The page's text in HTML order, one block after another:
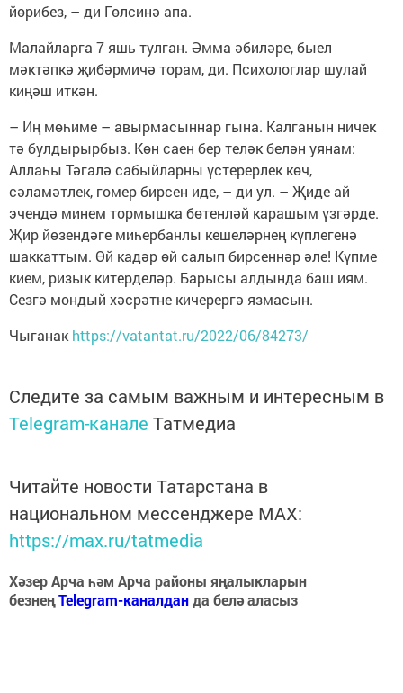
йөрибез, – ди Гөлсинә апа.
Малайларга 7 яшь тулган. Әмма әбиләре, быел
мәктәпкә җибәрмичә торам, ди. Психологлар шулай
киңәш иткән.
– Иң мөһиме – авырмасыннар гына. Калганын ничек
тә булдырырбыз. Көн саен бер теләк белән уянам:
Аллаһы Тәгалә сабыйларны үстерерлек көч,
сәламәтлек, гомер бирсен иде, – ди ул. – Җиде ай
эчендә минем тормышка бөтенләй карашым үзгәрде.
Җир йөзендәге миһербанлы кешеләрнең күплегенә
шаккаттым. Өй кадәр өй салып бирсеннәр әле! Күпме
кием, ризык китерделәр. Барысы алдында баш иям.
Сезгә мондый хәсрәтне кичерергә язмасын.
Чыганак https://vatantat.ru/2022/06/84273/
Следите за самым важным и интересным в
Telegram-канале Татмедиа
Читайте новости Татарстана в
национальном мессенджере MАХ:
https://max.ru/tatmedia
Хәзер Арча һәм Арча районы яңалыкларын
безнеңTelegram-каналданда белә аласыз